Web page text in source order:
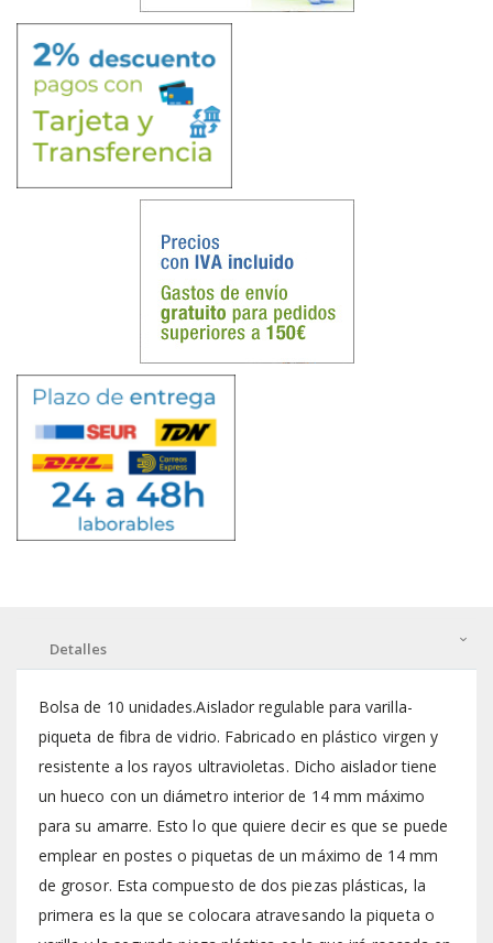
Detalles
Bolsa de 10 unidades.Aislador regulable para varilla-
piqueta de fibra de vidrio. Fabricado en plástico virgen y
resistente a los rayos ultravioletas. Dicho aislador tiene
un hueco con un diámetro interior de 14 mm máximo
para su amarre. Esto lo que quiere decir es que se puede
emplear en postes o piquetas de un máximo de 14 mm
de grosor. Esta compuesto de dos piezas plásticas, la
primera es la que se colocara atravesando la piqueta o